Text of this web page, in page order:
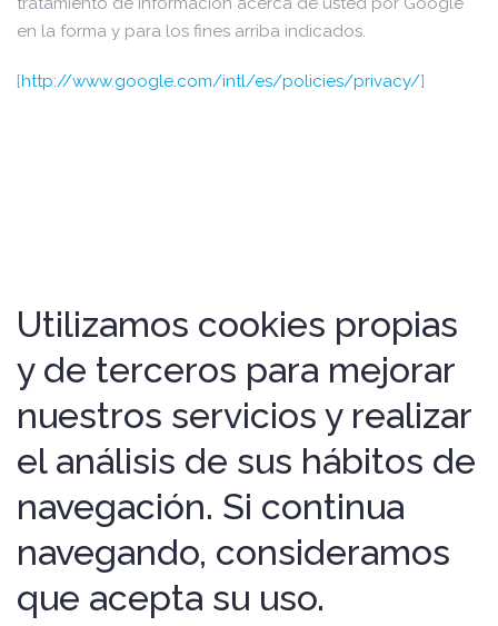
en la forma y para los fines arriba indicados.
[http://www.google.com/intl/es/policies/privacy/]
Utilizamos cookies propias
y de terceros para mejorar
nuestros servicios y realizar
el análisis de sus hábitos de
navegación. Si continua
navegando, consideramos
que acepta su uso.